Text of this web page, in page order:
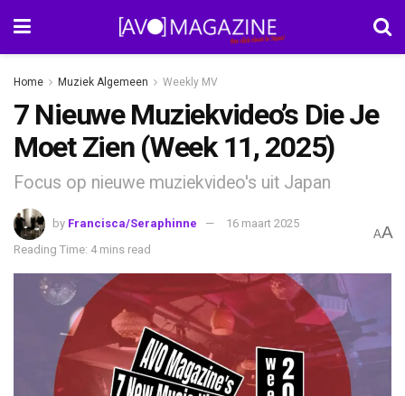
Home Muziek Algemeen Weekly MV
7 Nieuwe Muziekvideo’s Die Je
Moet Zien (Week 11, 2025)
Focus op nieuwe muziekvideo's uit Japan
by Francisca/Seraphinne
16 maart 2025
Reading Time: 4 mins read
AA